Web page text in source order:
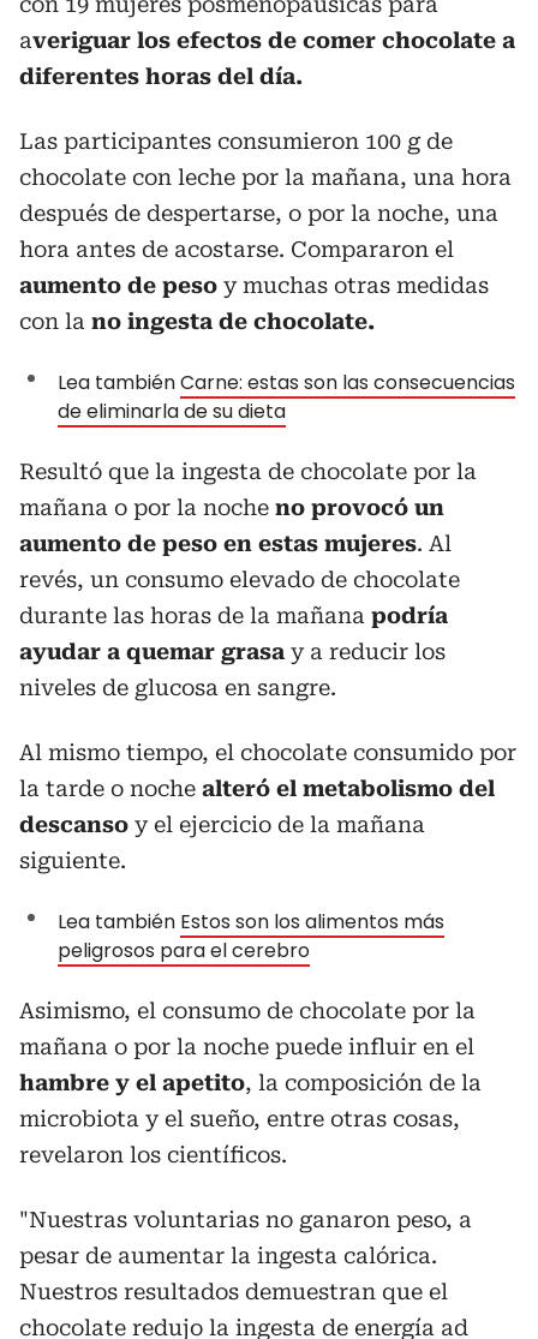
averiguar los efectos de comer chocolate a
diferentes horas del día.
Las participantes consumieron 100 g de
chocolate con leche por la mañana, una hora
después de despertarse, o por la noche, una
hora antes de acostarse. Compararon el
aumento de peso y muchas otras medidas
con la no ingesta de chocolate.
Lea tambiénCarne: estas son las consecuencias
de eliminarla de su dieta
Resultó que la ingesta de chocolate por la
mañana o por la noche no provocó un
aumento de peso en estas mujeres. Al
revés, un consumo elevado de chocolate
durante las horas de la mañana podría
ayudar a quemar grasa y a reducir los
niveles de glucosa en sangre.
Al mismo tiempo, el chocolate consumido por
la tarde o noche alteró el metabolismo del
descanso y el ejercicio de la mañana
siguiente.
Lea también Estos son los alimentos más
peligrosos para el cerebro
Asimismo, el consumo de chocolate por la
mañana o por la noche puede influir en el
hambre y el apetito, la composición de la
microbiota y el sueño, entre otras cosas,
revelaron los científicos.
"Nuestras voluntarias no ganaron peso, a
pesar de aumentar la ingesta calórica.
Nuestros resultados demuestran que el
chocolate redujo la ingesta de energía ad